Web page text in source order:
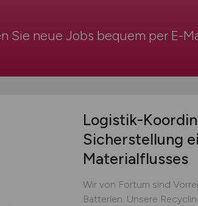
Sie neue Jobs bequem per E-
Logistik-
Sicherstellung
Materialflusses
Wir von Fortum sind
Batterien. Unsere